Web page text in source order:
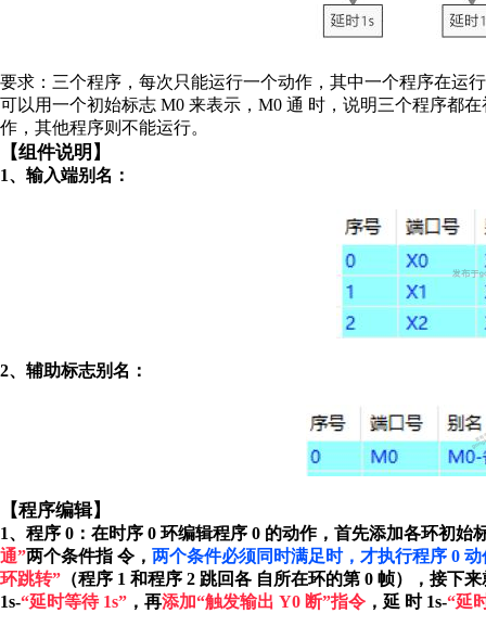
要求：三个程序，每次只能运行一个动作，其中一个程序在运
可以用一个初始标志 M0 来表示，M0 通 时，说明三个程序都
作，其他程序则不能运行。
【组件说明】
1、输入端别名：
2、辅助标志别名：
【程序编辑】
1、程序 0：在时序 0 环编辑程序 0 的动作，首先添加各环初始
通”两个条件指 令， 两个条件必须同时满足时，才执行程序 0 动
环跳转” （程序 1 和程序 2 跳回各 自所在环的第 0 帧），接下
1s-“延时等待 1s” ，再添加“触发输出 Y0 断”指令 ，延 时 1s-“延